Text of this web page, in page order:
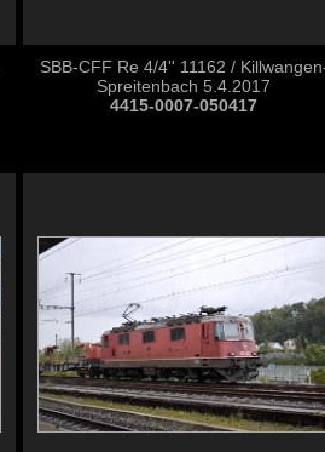
SBB-CFF Re 4/4'' 11162 /
Spreitenbach 5.4.2017
4415-0007-050417